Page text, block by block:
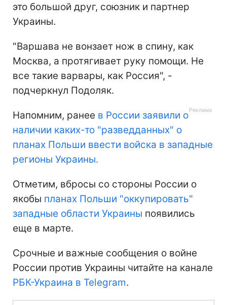
это большой друг, союзник и партнер
Украины.
"Варшава не вонзает нож в спину, как
Москва, а протягивает руку помощи. Не
все такие варвары, как Россия", -
подчеркнул Подоляк.
Напомним, ранее в России заявили о
наличии каких-то "разведданных" о
планах Польши ввести войска в западные
регионы Украины.
Отметим, вбросы со стороны России о
якобы планах Польши "оккупировать"
западные области Украины появились
еще в марте.
Срочные и важные сообщения о войне
России против Украины читайте на канале
РБК-Украина в Telegram.